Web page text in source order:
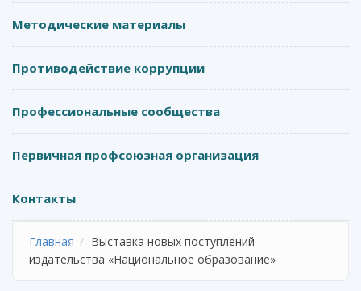
Методические материалы
Противодействие коррупции
Профессиональные сообщества
Первичная профсоюзная организация
Контакты
Главная
Выставка новых поступлений
издательства «Национальное образование»